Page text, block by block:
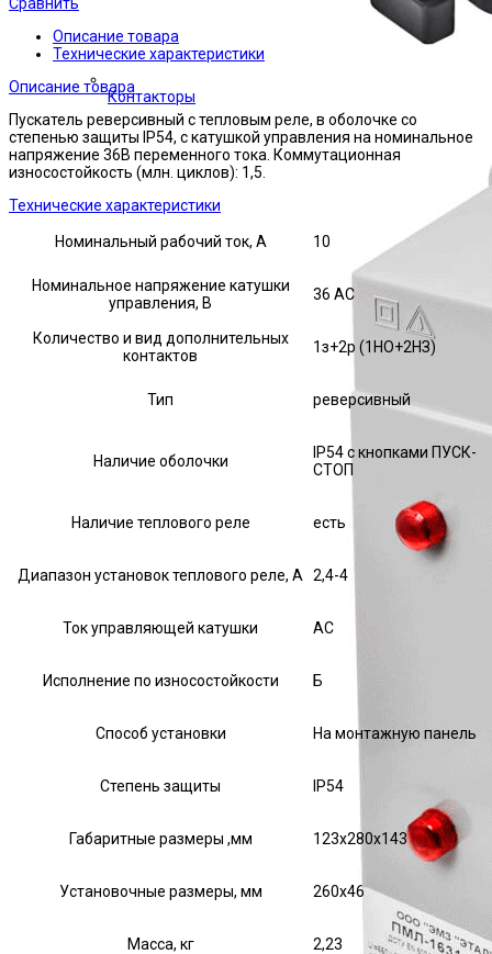
Контакторы
Описание товара
Технические характеристики
Описание товара
Пускатель реверсивный с тепловым реле, в оболочке со
степенью защиты IP54, с катушкой управления на номинальное
напряжение 36В переменного тока. Коммутационная
износостойкость (млн. циклов): 1,5.
Технические характеристики
Номинальный рабочий ток, А 10
Номинальное напряжение катушки
управления, В
36 AC
Количество и вид дополнительных
контактов
1з+2р (1НО+2НЗ)
Тип реверсивный
Наличие оболочки
IP54 с кнопками ПУСК-
СТОП
Наличие теплового реле есть
Диапазон установок теплового реле, А 2,4-4
Ток управляющей катушки АС
Исполнение по износостойкости Б
Способ установки На монтажную панель
Степень защиты IP54
Габаритные размеры ,мм 123х280х143
Установочные размеры, мм 260х46
Масса, кг 2,23